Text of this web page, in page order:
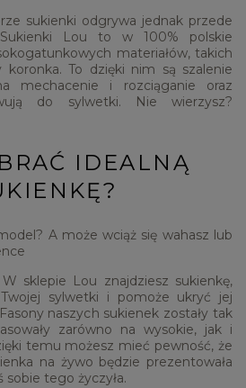
sukienki odgrywa jednak przede
Sukienki Lou to w 100% polskie
materiałów, takich
koronka. To dzięki nim są szalenie
mechacenie i rozciąganie oraz
do sylwetki. Nie wierzysz?
IDEALNĄ
A może wciąż się wahasz lub
sklepie Lou znajdziesz sukienkę,
sylwetki i pomoże ukryć jej
naszych sukienek zostały tak
zarówno na wysokie, jak i
temu możesz mieć pewność, że
na żywo będzie prezentowała
sobie tego życzyła.